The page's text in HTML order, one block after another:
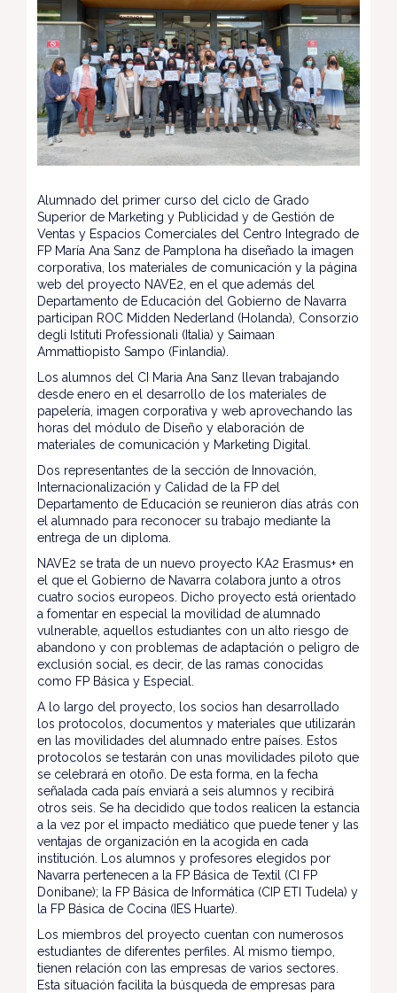
Alumnado del primer curso del ciclo de Grado
Superior de Marketing y Publicidad y de Gestión de
Ventas y Espacios Comerciales del Centro Integrado de
FP María Ana Sanz de Pamplona ha diseñado la imagen
corporativa, los materiales de comunicación y la página
web del proyecto NAVE2, en el que además del
Departamento de Educación del Gobierno de Navarra
participan ROC Midden Nederland (Holanda), Consorzio
degli Istituti Professionali (Italia) y Saimaan
Ammattiopisto Sampo (Finlandia).
Los alumnos del CI Maria Ana Sanz llevan trabajando
desde enero en el desarrollo de los materiales de
papelería, imagen corporativa y web aprovechando las
horas del módulo de Diseño y elaboración de
materiales de comunicación y Marketing Digital.
Dos representantes de la sección de Innovación,
Internacionalización y Calidad de la FP del
Departamento de Educación se reunieron días atrás con
el alumnado para reconocer su trabajo mediante la
entrega de un diploma.
NAVE2 se trata de un nuevo proyecto KA2 Erasmus+ en
el que el Gobierno de Navarra colabora junto a otros
cuatro socios europeos. Dicho proyecto está orientado
a fomentar en especial la movilidad de alumnado
vulnerable, aquellos estudiantes con un alto riesgo de
abandono y con problemas de adaptación o peligro de
exclusión social, es decir, de las ramas conocidas
como FP Básica y Especial.
A lo largo del proyecto, los socios han desarrollado
los protocolos, documentos y materiales que utilizarán
en las movilidades del alumnado entre países. Estos
protocolos se testarán con unas movilidades piloto que
se celebrará en otoño. De esta forma, en la fecha
señalada cada país enviará a seis alumnos y recibirá
otros seis. Se ha decidido que todos realicen la estancia
a la vez por el impacto mediático que puede tener y las
ventajas de organización en la acogida en cada
institución. Los alumnos y profesores elegidos por
Navarra pertenecen a la FP Básica de Textil (CI FP
Donibane); la FP Básica de Informática (CIP ETI Tudela) y
la FP Básica de Cocina (IES Huarte).
Los miembros del proyecto cuentan con numerosos
estudiantes de diferentes perfiles. Al mismo tiempo,
tienen relación con las empresas de varios sectores.
Esta situación facilita la búsqueda de empresas para